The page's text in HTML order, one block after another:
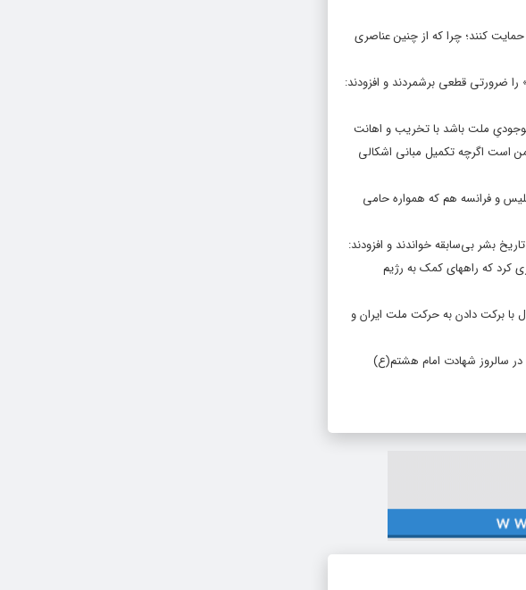
کنند؛ چرا که از چنین عناصری
ضرورتی قطعی برشمردند و افزودند:
موجودیِ ملت باشد با تخریب و اهانت
است اگرچه تکمیل مبانی اشکالی
و فرانسه هم که همواره حامی
بشر بی‌سابقه خواندند و افزودند:
کرد که راههای کمک به رژیم
با برکت دادن به حرکت ملت ایران و
در سالروز شهادت امام هشتم(ع)